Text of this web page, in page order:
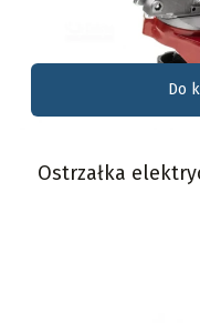
Do
Ostrzałka